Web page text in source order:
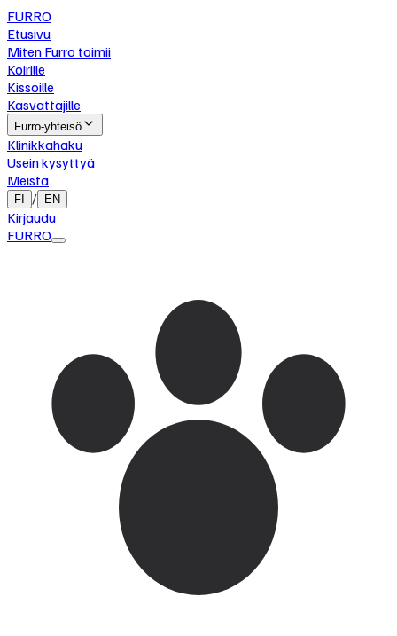
FURRO
Etusivu
Miten Furro toimii
Koirille
Kissoille
Kasvattajille
Furro-yhteisö
Klinikkahaku
Usein kysyttyä
Meistä
FI / EN
Kirjaudu
FURRO